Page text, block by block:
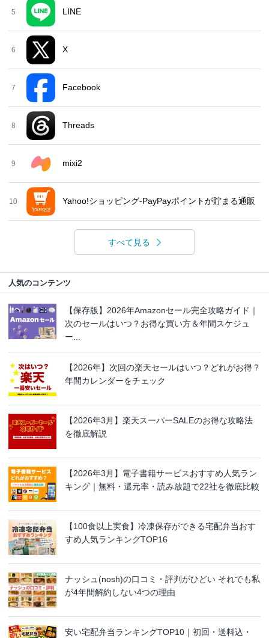
5 LINE
6 X
7 Facebook
8 Threads
9 mixi2
10 Yahoo!ショッピング-PayPayポイントが貯まる通販
すべて見る
人気のコンテンツ
【保存版】2026年Amazonセール完全攻略ガイド｜
次のセールはいつ？お得な買い方＆年間スケジュ
ー...
【2026年】次回の楽天セールはいつ？どれがお得？
年間カレンダーをチェック
【2026年3月】楽天スーパーSALEのお得な攻略法
を徹底解説
【2026年3月】電子書籍サービスおすすめ人気ラン
キング｜無料・還元率・読み放題で22社を徹底比較
【100食以上実食】冷凍保存ができる宅配弁当おす
すめ人気ランキングTOP16
ナッシュ(nosh)の口コミ・評判がひどい それでも私
が4年間解約しない4つの理由
安い宅配弁当ランキングTOP10｜初回・送料込・